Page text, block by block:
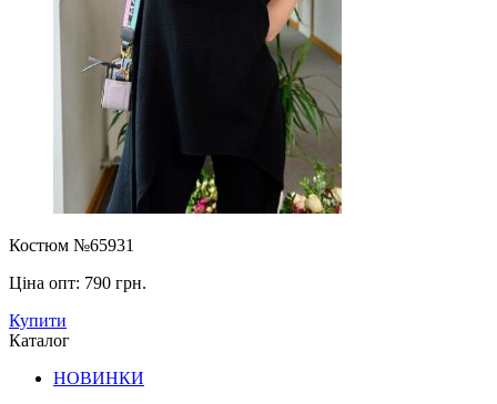
Костюм №65931
Ціна опт: 790 грн.
Купити
Каталог
НОВИНКИ